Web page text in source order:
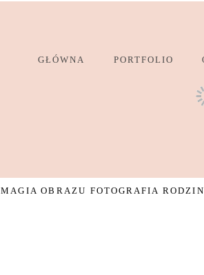
GŁÓWNA PORTFOLIO
MAGIA OBRAZU FOTOGRAFIA